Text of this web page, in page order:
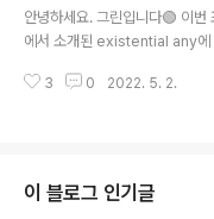
다들 아실거에요. 기존에는 아래
리는 작업이 필요했어요. var
이란 if 혹은 guard 바인딩 문에
안녕하세요. 그린입니다🟢 이
에서 소개된 existential any에
실제로 존재하는 즉, 실존이라는
ackingwithswift.com/swift/
roduce existential any –
3 0 2022. 5. 2.
이 블로그 인기글